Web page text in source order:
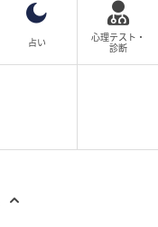
占い
心理テスト・
診断